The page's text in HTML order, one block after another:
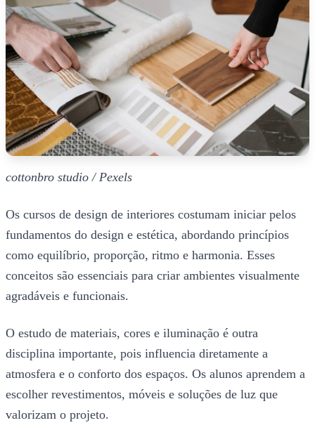
cottonbro studio / Pexels
Os cursos de design de interiores costumam iniciar pelos
fundamentos do design e estética, abordando princípios
como equilíbrio, proporção, ritmo e harmonia. Esses
conceitos são essenciais para criar ambientes visualmente
agradáveis e funcionais.
O estudo de materiais, cores e iluminação é outra
disciplina importante, pois influencia diretamente a
atmosfera e o conforto dos espaços. Os alunos aprendem a
escolher revestimentos, móveis e soluções de luz que
valorizam o projeto.